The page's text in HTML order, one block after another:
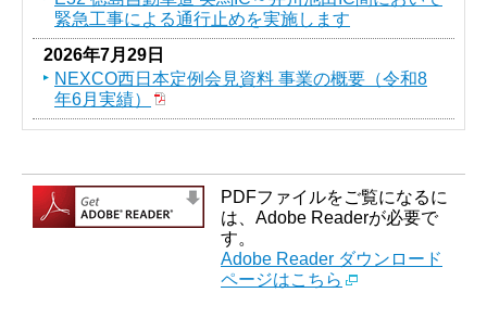
緊急工事による通行止めを実施します
2026年7月29日
NEXCO西日本定例会見資料 事業の概要（令和8
年6月実績）
PDFファイルをご覧になるに
は、Adobe Readerが必要で
す。
Adobe Reader ダウンロード
ページはこちら